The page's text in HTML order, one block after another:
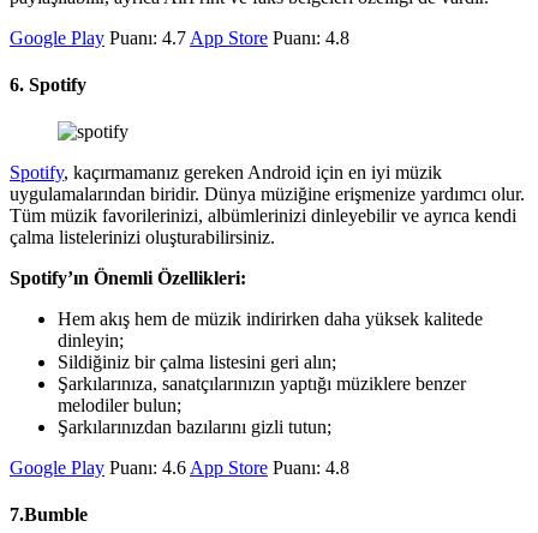
Google Play Puanı: 4.7 App Store Puanı: 4.8
6. Spotify
Spotify, kaçırmamanız gereken Android için en iyi müzik
uygulamalarından biridir. Dünya müziğine erişmenize yardımcı olur.
Tüm müzik favorilerinizi, albümlerinizi dinleyebilir ve ayrıca kendi
çalma listelerinizi oluşturabilirsiniz.
Spotify’ın Önemli Özellikleri:
Hem akış hem de müzik indirirken daha yüksek kalitede
dinleyin;
Sildiğiniz bir çalma listesini geri alın;
Şarkılarınıza, sanatçılarınızın yaptığı müziklere benzer
melodiler bulun;
Şarkılarınızdan bazılarını gizli tutun;
Google Play Puanı: 4.6 App Store Puanı: 4.8
7.Bumble